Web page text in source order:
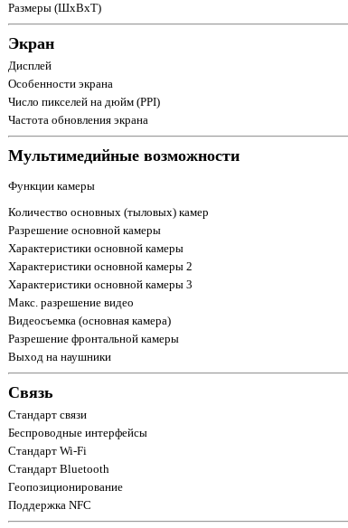
Размеры (ШxВxТ)
Экран
Дисплей
Особенности экрана
Число пикселей на дюйм (PPI)
Частота обновления экрана
Мультимедийные возможности
Функции камеры
Количество основных (тыловых) камер
Разрешение основной камеры
Характеристики основной камеры
Характеристики основной камеры 2
Характеристики основной камеры 3
Макс. разрешение видео
Видеосъемка (основная камера)
Разрешение фронтальной камеры
Выход на наушники
Связь
Стандарт связи
Беспроводные интерфейсы
Стандарт Wi-Fi
Стандарт Bluetooth
Геопозиционирование
Поддержка NFC